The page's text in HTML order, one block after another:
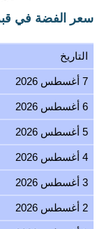
سعر الفضة في
التاريخ
7 أغسطس 2026
6 أغسطس 2026
5 أغسطس 2026
4 أغسطس 2026
3 أغسطس 2026
2 أغسطس 2026